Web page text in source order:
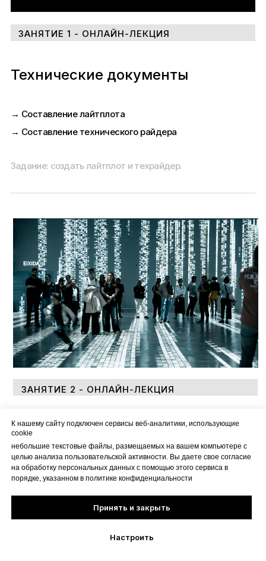
Пусконаладочные работы
→ Как проходит процесс пусконаладки
→ Частые ошибки и способы их решения
→ Важные детали запуска проекта на реальной локации
ЗАНЯТИЕ 2 - ОНЛАЙН-ЛЕКЦИЯ
Технические документы
Задание: создать лайтплот и техрайдер.
→ Составление технического райдера
→ Составление лайтплота
ЗАНЯТИЕ 1 - ОНЛАЙН-ЛЕКЦИЯ
К нашему сайту подключен сервисы веб-аналитики, использующие
сооkіе
небольшие текстовые файлы, размещаемых на вашем компьютере с
целью анализа пользовательской активности. Вы даете свое согласие
на обработку персональных данных с помощью этого сервиса в
порядке, указанном в политике конфиденциальности
Принять и закрыть
Настроить